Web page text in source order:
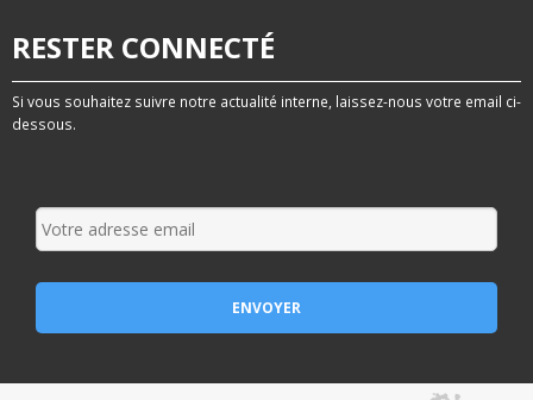
RESTER CONNECTÉ
Si vous souhaitez suivre notre actualité interne, laissez-nous votre email ci-
dessous.